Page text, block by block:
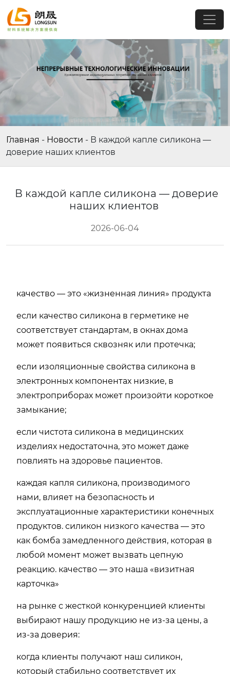
Главная - Новости - В каждой капле силикона —
доверие наших клиентов
В каждой капле силикона — доверие
наших клиентов
2026-06-04
качество — это «жизненная линия» продукта
если качество силикона в герметике не
соответствует стандартам, в окнах дома
может появиться сквозняк или протечка;
если изоляционные свойства силикона в
электронных компонентах низкие, в
электроприборах может произойти короткое
замыкание;
если чистота силикона в медицинских
изделиях недостаточна, это может даже
повлиять на здоровье пациентов.
каждая капля силикона, производимого
нами, влияет на безопасность и
эксплуатационные характеристики конечных
продуктов. силикон низкого качества — это
как бомба замедленного действия, которая в
любой момент может вызвать цепную
реакцию. качество — это наша «визитная
карточка»
на рынке с жесткой конкуренцией клиенты
выбирают нашу продукцию не из-за цены, а
из-за доверия:
когда клиенты получают наш силикон,
который стабильно соответствует их